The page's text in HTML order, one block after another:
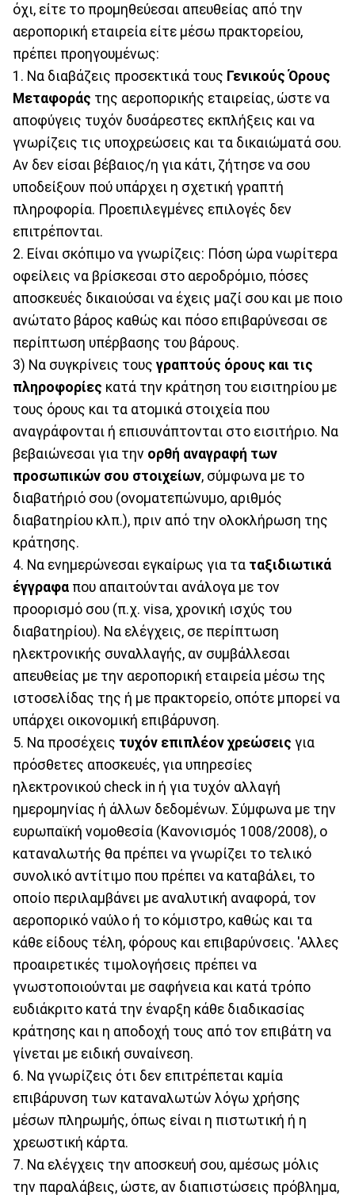
όχι, είτε το προμηθεύεσαι απευθείας από την
αεροπορική εταιρεία είτε μέσω πρακτορείου,
πρέπει προηγουμένως:
1. Να διαβάζεις προσεκτικά τους Γενικούς Όρους
Μεταφοράς της αεροπορικής εταιρείας, ώστε να
αποφύγεις τυχόν δυσάρεστες εκπλήξεις και να
γνωρίζεις τις υποχρεώσεις και τα δικαιώματά σου.
Αν δεν είσαι βέβαιος/η για κάτι, ζήτησε να σου
υποδείξουν πού υπάρχει η σχετική γραπτή
πληροφορία. Προεπιλεγμένες επιλογές δεν
επιτρέπονται.
2. Είναι σκόπιμο να γνωρίζεις: Πόση ώρα νωρίτερα
οφείλεις να βρίσκεσαι στο αεροδρόμιο, πόσες
αποσκευές δικαιούσαι να έχεις μαζί σου και με ποιο
ανώτατο βάρος καθώς και πόσο επιβαρύνεσαι σε
περίπτωση υπέρβασης του βάρους.
3) Να συγκρίνεις τους γραπτούς όρους και τις
πληροφορίες κατά την κράτηση του εισιτηρίου με
τους όρους και τα ατομικά στοιχεία που
αναγράφονται ή επισυνάπτονται στο εισιτήριο. Να
βεβαιώνεσαι για την ορθή αναγραφή των
προσωπικών σου στοιχείων, σύμφωνα με το
διαβατήριό σου (ονοματεπώνυμο, αριθμός
διαβατηρίου κλπ.), πριν από την ολοκλήρωση της
κράτησης.
4. Να ενημερώνεσαι εγκαίρως για τα ταξιδιωτικά
έγγραφα που απαιτούνται ανάλογα με τον
προορισμό σου (π.χ. visa, χρονική ισχύς του
διαβατηρίου). Να ελέγχεις, σε περίπτωση
ηλεκτρονικής συναλλαγής, αν συμβάλλεσαι
απευθείας με την αεροπορική εταιρεία μέσω της
ιστοσελίδας της ή με πρακτορείο, οπότε μπορεί να
υπάρχει οικονομική επιβάρυνση.
5. Να προσέχεις τυχόν επιπλέον χρεώσεις για
πρόσθετες αποσκευές, για υπηρεσίες
ηλεκτρονικού check in ή για τυχόν αλλαγή
ημερομηνίας ή άλλων δεδομένων. Σύμφωνα με την
ευρωπαϊκή νομοθεσία (Κανονισμός 1008/2008), ο
καταναλωτής θα πρέπει να γνωρίζει το τελικό
συνολικό αντίτιμο που πρέπει να καταβάλει, το
οποίο περιλαμβάνει με αναλυτική αναφορά, τον
αεροπορικό ναύλο ή το κόμιστρο, καθώς και τα
κάθε είδους τέλη, φόρους και επιβαρύνσεις. 'Αλλες
προαιρετικές τιμολογήσεις πρέπει να
γνωστοποιούνται με σαφήνεια και κατά τρόπο
ευδιάκριτο κατά την έναρξη κάθε διαδικασίας
κράτησης και η αποδοχή τους από τον επιβάτη να
γίνεται με ειδική συναίνεση.
6. Να γνωρίζεις ότι δεν επιτρέπεται καμία
επιβάρυνση των καταναλωτών λόγω χρήσης
μέσων πληρωμής, όπως είναι η πιστωτική ή η
χρεωστική κάρτα.
7. Να ελέγχεις την αποσκευή σου, αμέσως μόλις
την παραλάβεις, ώστε, αν διαπιστώσεις πρόβλημα,